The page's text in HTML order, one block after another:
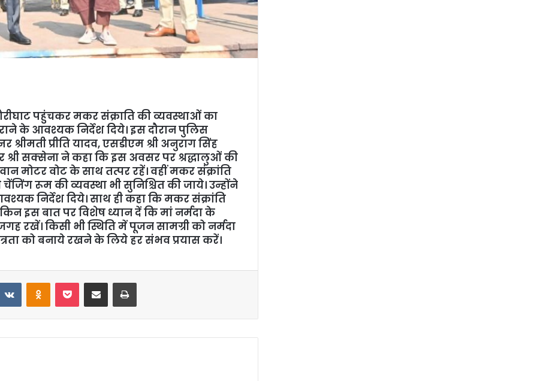
पहुंचकर मकर संक्राति की व्यवस्थाओं का
के आवश्यक निर्देश दिये। इस दौरान पुलिस
प्रीति यादव, एसडीएम श्री अनुराग सिंह
सक्सेना ने कहा कि इस अवसर पर श्रद्धालुओं की
मोटर वोट के साथ तत्पर रहें। वहीं मकर संक्रांति
रूम की व्यवस्था भी सुनिश्चित की जाये। उन्होंने
निर्देश दिये। साथ ही कहा कि मकर संक्रांति
इस बात पर विशेष ध्यान दें कि मां नर्मदा के
रखें। किसी भी स्थिति में पूजन सामग्री को नर्मदा
को बनाये रखने के लिये हर संभव प्रयास करें।